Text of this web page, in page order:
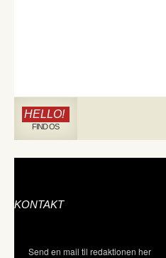
HELLO!
FIND OS
KONTAKT
Send en mail til redaktionen her